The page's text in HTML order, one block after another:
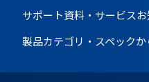
サポート資料・サービス
製品カテゴリ・スペック